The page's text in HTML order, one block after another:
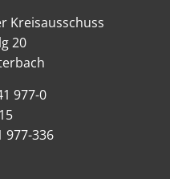
Kreisausschuss
20
977-0
977-336